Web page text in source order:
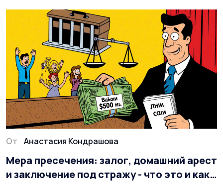
От Анастасия Кондрашова
Мера пресечения: залог, домашний арест
и заключение под стражу - что это и как